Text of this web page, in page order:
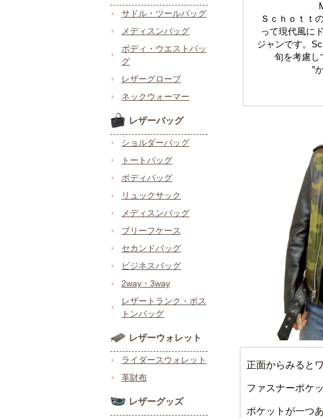
サドル・ツールバッグ
メディスンバッグ
ボディ・ウエストバッ
グ
レザーグローブ
ネックウォーマー
レザーバッグ
ショルダーバッグ
トートバッグ
ボディバッグ
リュックサック
メディスンバッグ
ブリーフケース
セカンドバッグ
ビジネスバッグ
2way・3way
レザートランク・ボス
トンバッグ
レザーウォレット
ライダースウォレット
革財布
レザーグッズ
Ｓｃｈｏｔｔ
って現代風に
ジャンです。
旬を考慮し
”
正面からみると
ファスナーポケ
ポケットが一つ